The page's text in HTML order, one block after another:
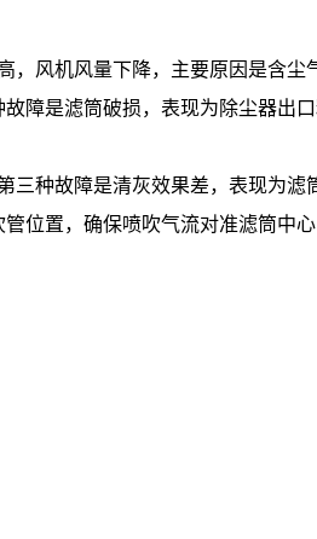
风机风量下降，主要原因是含尘
障是滤筒破损，表现为除尘器出
种故障是清灰效果差，表现为
位置，确保喷吹气流对准滤筒中